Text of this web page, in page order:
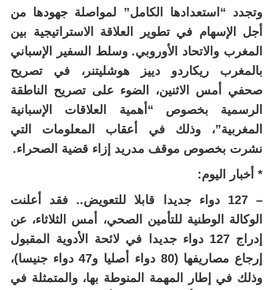
وتجدد “استعدادها الكامل” لمواصلة جهودها من
أجل الإسهام في تطوير العلاقة الاستراتيجية بين
المغرب والاتحاد الأوروبي. وسلط السفير الإسباني
بالمغرب ريكاردو دييز هوشليتنر، في تصريح
صحفي أمس الاثنين، الضوء على تصريح الناطقة
الرسمية بخصوص “أهمية العلاقات الإسبانية
المغربية”، وذلك في أعقاب المعلومات التي
نشرت بخصوص موقف مدريد إزاء قضية الصحراء.
* أخبار اليوم:
– 127 دواء جديدا قابلا للتعويض.. فقد أعلنت
الوكالة الوطنية للتأمين الصحي، أمس الثلاثاء، عن
إدراج 127 دواء جديدا في لائحة الأدوية المقبول
إرجاع مصاريفها (80 دواء أصليا و47 دواء جنيسا)،
وذلك في إطار المهمة المنوطة بها، والمتمثلة في